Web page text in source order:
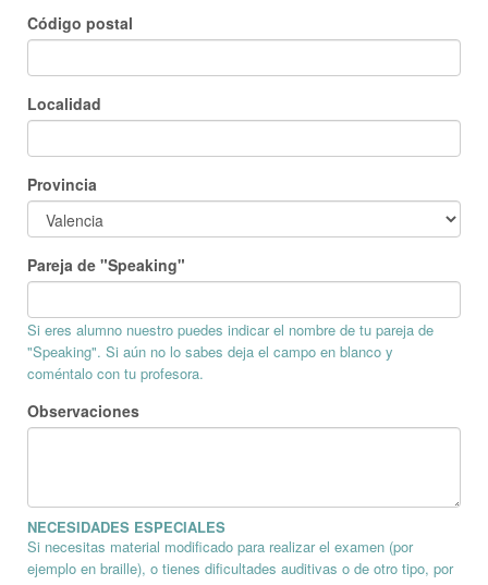
Código postal
Localidad
Provincia
Pareja de "Speaking"
Si eres alumno nuestro puedes indicar el nombre de tu pareja de
"Speaking". Si aún no lo sabes deja el campo en blanco y
coméntalo con tu profesora.
Observaciones
NECESIDADES ESPECIALES
Si necesitas material modificado para realizar el examen (por
ejemplo en braille), o tienes dificultades auditivas o de otro tipo, por